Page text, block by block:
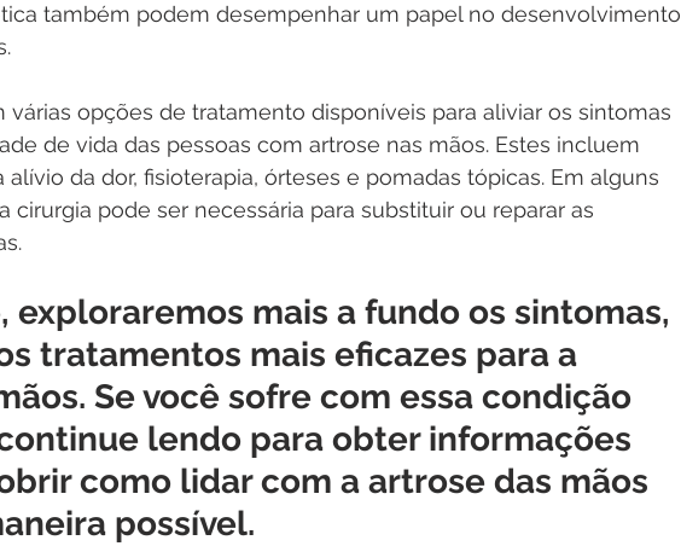
também podem desempenhar um papel no desenvolvimento
várias opções de tratamento disponíveis para aliviar os sintomas
de vida das pessoas com artrose nas mãos. Estes incluem
da dor, fisioterapia, órteses e pomadas tópicas. Em alguns
cirurgia pode ser necessária para substituir ou reparar as
exploraremos mais a fundo os sintomas,
tratamentos mais eficazes para a
Se você sofre com essa condição
lendo para obter informações
como lidar com a artrose das mãos
possível.